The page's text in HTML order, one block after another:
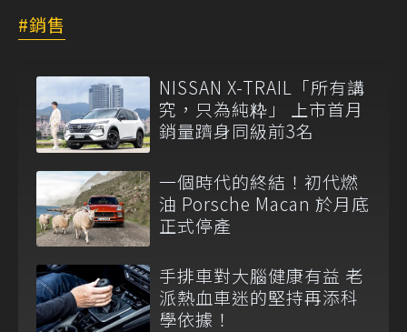
銷售
NISSAN X-TRAIL「所有講
究，只為純粋」 上市首月
銷量躋身同級前3名
一個時代的終結！初代燃
油 Porsche Macan 於月底
正式停產
手排車對大腦健康有益 老
派熱血車迷的堅持再添科
學依據！